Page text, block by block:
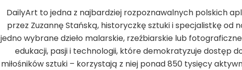
DailyArt to jedna z najbardziej rozpoznawalnych polskich
przez Zuzannę Stańską, historyczkę sztuki i specjalistkę
jedno wybrane dzieło malarskie, rzeźbiarskie lub
edukacji, pasji i technologii, które demokratyzuje dostęp
miłośników sztuki – korzystają z niej ponad 850 tysięcy